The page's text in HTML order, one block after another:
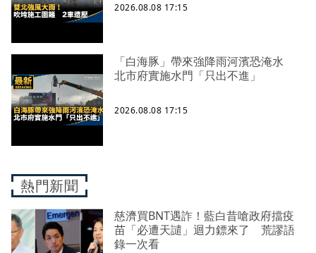
2026.08.08 17:15
「白海豚」帶來強降雨河濱恐淹水
北市府實施水門「只出不進」
2026.08.08 17:15
熱門新聞
慈濟買BNT遇詐！藍白昔嗆政府擋疫
苗「必遭天譴」迴力鏢來了 荒謬語
錄一次看